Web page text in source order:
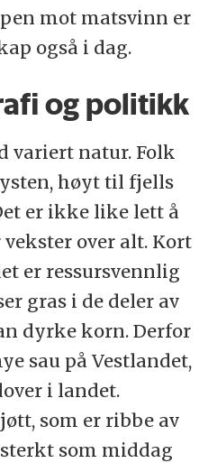
mot matsvinn er
også i dag.
og politikk
variert natur. Folk
høyt til fjells
er ikke like lett å
over alt. Kort
er ressursvennlig
gras i de deler av
dyrke korn. Derfor
sau på Vestlandet,
i landet.
som er ribbe av
som middag